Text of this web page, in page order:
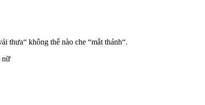
thưa“ không thể nào che “mắt thánh“.